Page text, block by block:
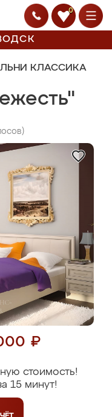
0
КЛАССИКА
₽
стоимость!
15 минут!